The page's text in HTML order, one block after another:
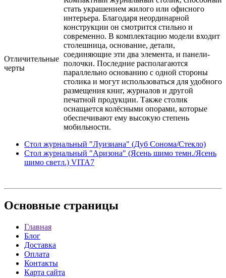
Отличительные
черты
стать украшением жилого или офисного
интерьера. Благодаря неординарной
конструкции он смотрится стильно и
современно. В комплектацию модели входит
столешница, основание, детали,
соединяющие эти два элемента, и панели-
полочки. Последние располагаются
параллельно основанию с одной стороны
столика и могут использоваться для удобного
размещения книг, журналов и другой
печатной продукции. Также столик
оснащается колёсными опорами, которые
обеспечивают ему высокую степень
мобильности.
Стол журнальный "Луизиана" (Дуб Сонома/Стекло)
Стол журнальный "Аризона" (Ясень шимо темн./Ясень
шимо светл.) VITA7
Основные страницы
Главная
Блог
Доставка
Оплата
Контакты
Карта сайта